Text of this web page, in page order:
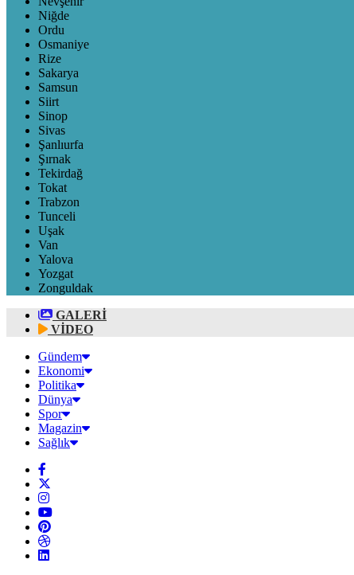
Niğde
Ordu
Osmaniye
Rize
Sakarya
Samsun
Siirt
Sinop
Sivas
Şanlıurfa
Şırnak
Tekirdağ
Tokat
Trabzon
Tunceli
Uşak
Van
Yalova
Yozgat
Zonguldak
GALERİ
VİDEO
Gündem
Ekonomi
Politika
Dünya
Spor
Magazin
Sağlık